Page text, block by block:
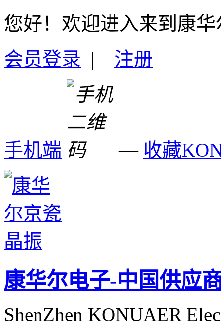
您好！欢迎进入来到康
会员登录 | 注册
手机端 — 收藏
康华尔电子-中国供应
ShenZhen KONUAER